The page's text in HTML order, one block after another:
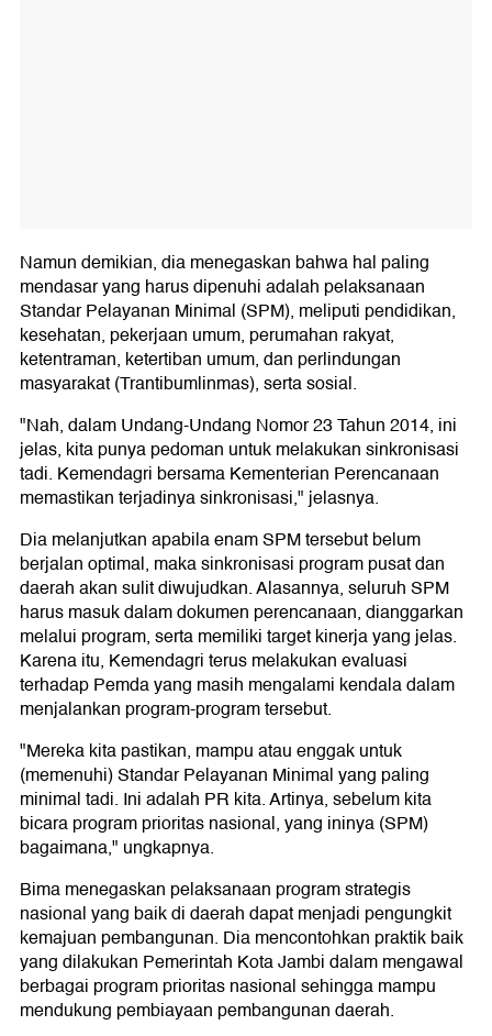
Namun demikian, dia menegaskan bahwa hal paling
mendasar yang harus dipenuhi adalah pelaksanaan
Standar Pelayanan Minimal (SPM), meliputi pendidikan,
kesehatan, pekerjaan umum, perumahan rakyat,
ketentraman, ketertiban umum, dan perlindungan
masyarakat (Trantibumlinmas), serta sosial.
"Nah, dalam Undang-Undang Nomor 23 Tahun 2014, ini
jelas, kita punya pedoman untuk melakukan sinkronisasi
tadi. Kemendagri bersama Kementerian Perencanaan
memastikan terjadinya sinkronisasi," jelasnya.
Dia melanjutkan apabila enam SPM tersebut belum
berjalan optimal, maka sinkronisasi program pusat dan
daerah akan sulit diwujudkan. Alasannya, seluruh SPM
harus masuk dalam dokumen perencanaan, dianggarkan
melalui program, serta memiliki target kinerja yang jelas.
Karena itu, Kemendagri terus melakukan evaluasi
terhadap Pemda yang masih mengalami kendala dalam
menjalankan program-program tersebut.
"Mereka kita pastikan, mampu atau enggak untuk
(memenuhi) Standar Pelayanan Minimal yang paling
minimal tadi. Ini adalah PR kita. Artinya, sebelum kita
bicara program prioritas nasional, yang ininya (SPM)
bagaimana," ungkapnya.
Bima menegaskan pelaksanaan program strategis
nasional yang baik di daerah dapat menjadi pengungkit
kemajuan pembangunan. Dia mencontohkan praktik baik
yang dilakukan Pemerintah Kota Jambi dalam mengawal
berbagai program prioritas nasional sehingga mampu
mendukung pembiayaan pembangunan daerah.